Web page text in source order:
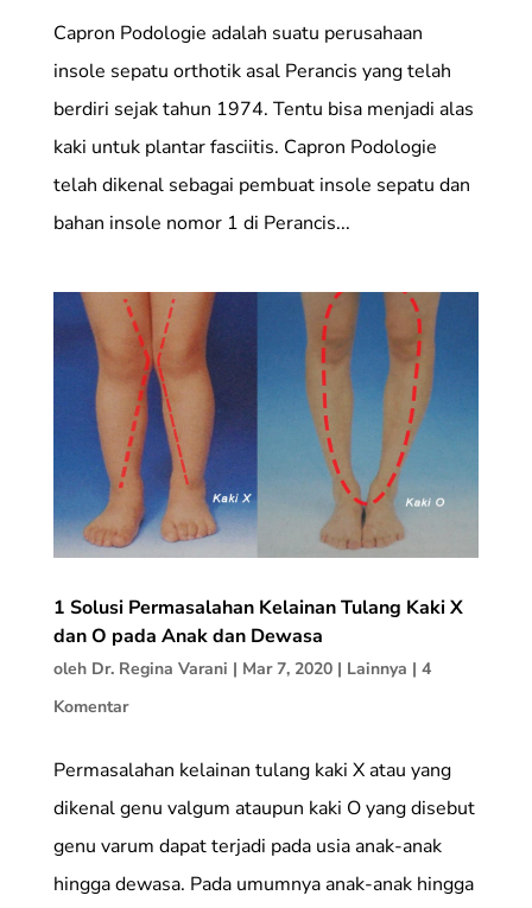
Capron Podologie adalah suatu perusahaan
insole sepatu orthotik asal Perancis yang telah
berdiri sejak tahun 1974. Tentu bisa menjadi alas
kaki untuk plantar fasciitis. Capron Podologie
telah dikenal sebagai pembuat insole sepatu dan
bahan insole nomor 1 di Perancis...
1 Solusi Permasalahan Kelainan Tulang Kaki X
dan O pada Anak dan Dewasa
oleh Dr. Regina Varani | Mar 7, 2020| Lainnya | 4
Komentar
Permasalahan kelainan tulang kaki X atau yang
dikenal genu valgum ataupun kaki O yang disebut
genu varum dapat terjadi pada usia anak-anak
hingga dewasa. Pada umumnya anak-anak hingga